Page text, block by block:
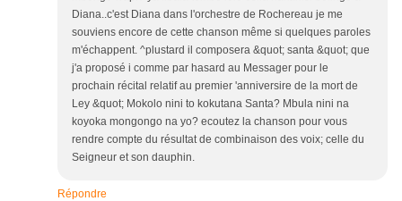
Diana..c'est Diana dans l'orchestre de Rochereau je me
souviens encore de cette chanson même si quelques paroles
m'échappent. ^plustard il composera &quot; santa &quot; que
j'a proposé i comme par hasard au Messager pour le
prochain récital relatif au premier 'anniversire de la mort de
Ley &quot; Mokolo nini to kokutana Santa? Mbula nini na
koyoka mongongo na yo? ecoutez la chanson pour vous
rendre compte du résultat de combinaison des voix; celle du
Seigneur et son dauphin.
Répondre